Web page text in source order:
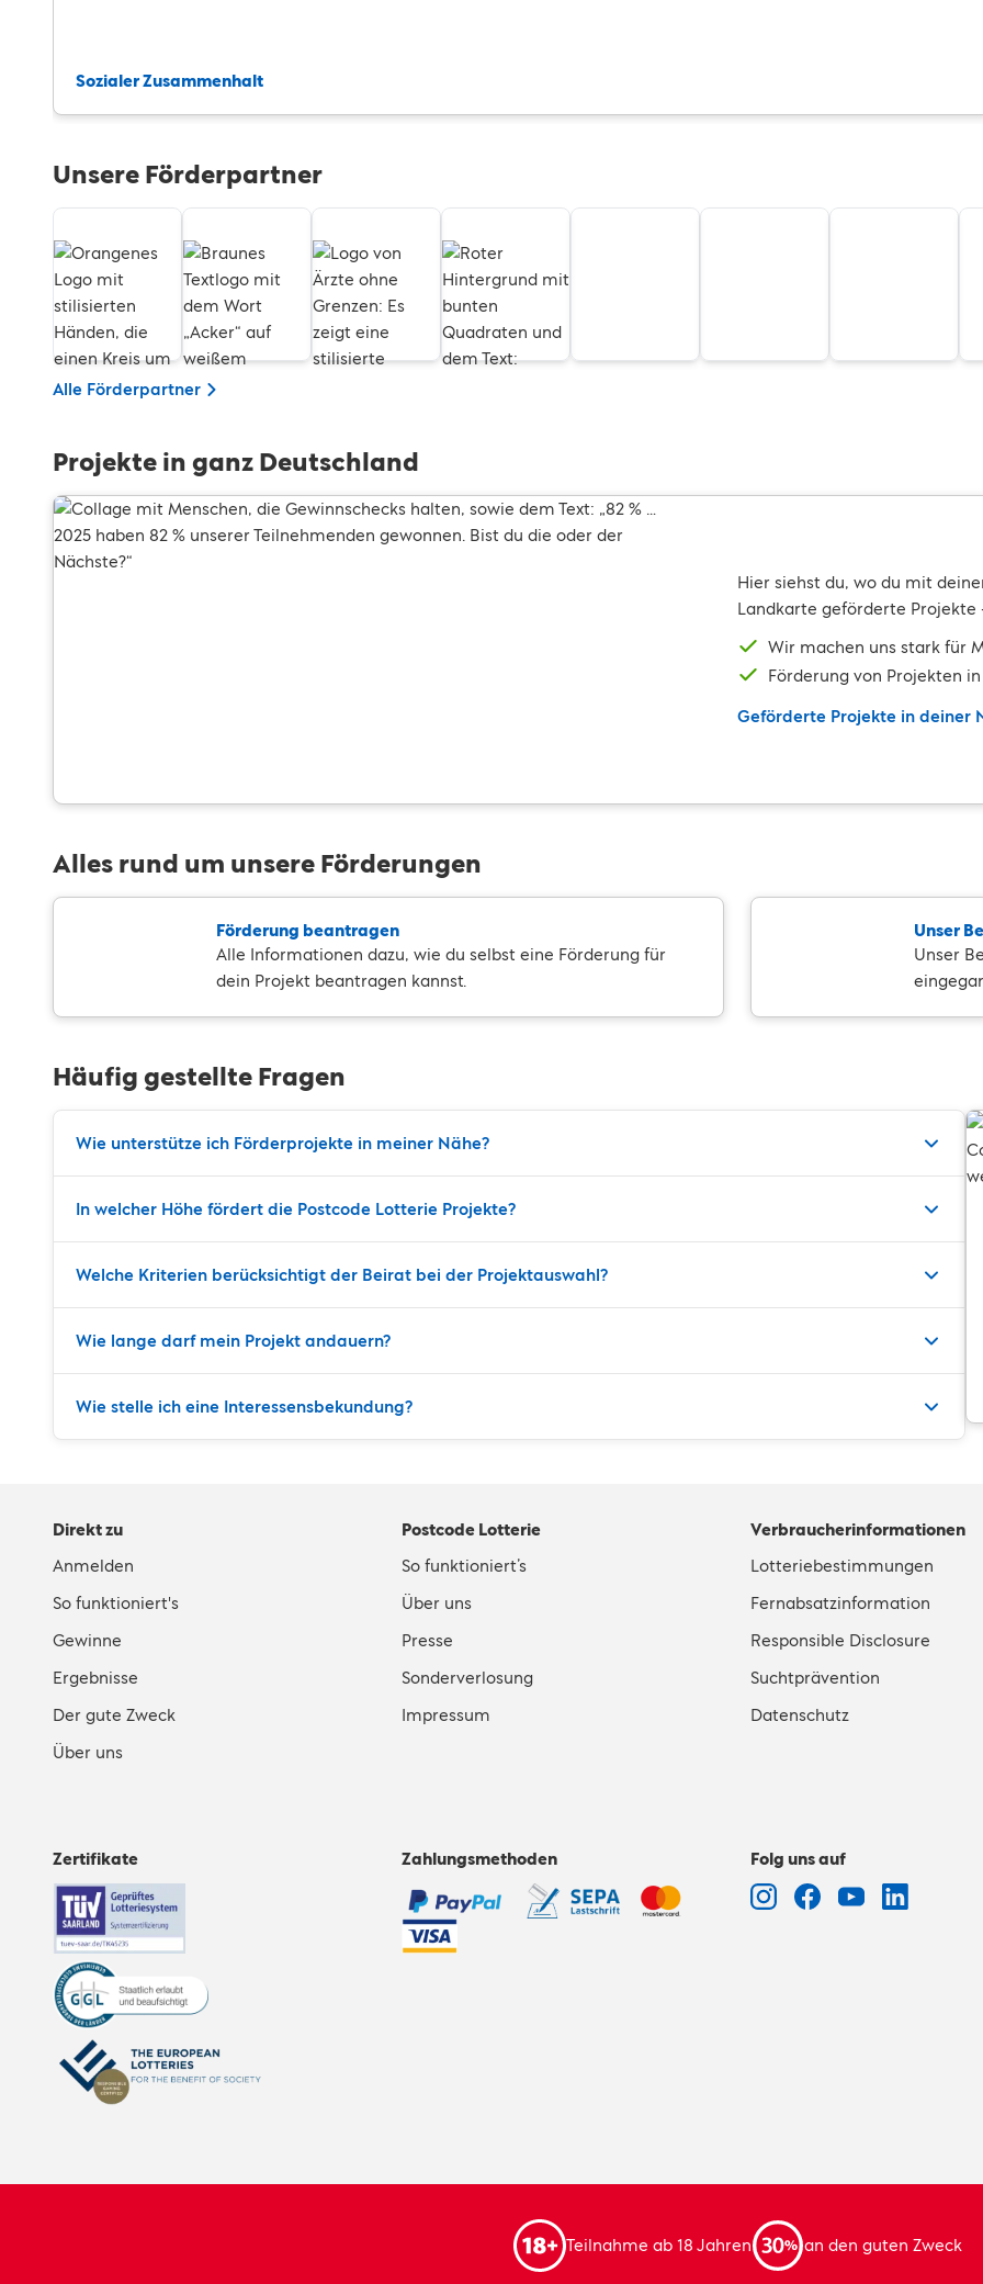
Sozialer Zusammenhalt
Unsere Förderpartner
Alle Förderpartner
Projekte in ganz Deutschland
Hier siehst du, wo du mit
Landkarte geförderte Projekte
Wir machen uns stark für
Förderung von Projekten
Geförderte Projekte in deiner
Alles rund um unsere Förderungen
Förderung beantragen
Alle Informationen dazu, wie du selbst eine Förderung für
dein Projekt beantragen kannst.
Unser
Unser
Häufig gestellte Fragen
Wie unterstütze ich Förderprojekte in meiner Nähe?
In welcher Höhe fördert die Postcode Lotterie Projekte?
Welche Kriterien berücksichtigt der Beirat bei der Projektauswahl?
Wie lange darf mein Projekt andauern?
Wie stelle ich eine Interessensbekundung?
Direkt zu
Anmelden
So funktioniert's
Gewinne
Ergebnisse
Der gute Zweck
Über uns
Postcode Lotterie
So funktioniert’s
Über uns
Presse
Sonderverlosung
Impressum
Verbraucherinformationen
Lotteriebestimmungen
Fernabsatzinformation
Responsible Disclosure
Suchtprävention
Datenschutz
Zertifikate Zahlungsmethoden Folg uns auf
Teilnahme ab 18 Jahren an den guten Zweck